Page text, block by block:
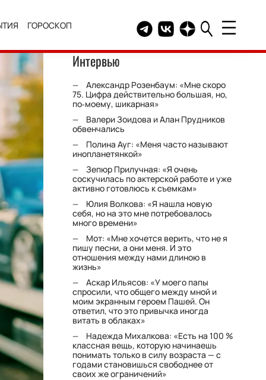
ГОРОСКОП Telegram канал HELLO
Группа HELLO
Канал HELLO в
Интервью
Александр Розенбаум: «Мне скоро
75. Цифра действительно большая, но,
по‑моему, шикарная»
Валери Зоидова и Алан Прудников
обвенчались
Полина Ауг: «Меня часто называют
инопланетянкой»
Зепюр Прилучная: «Я очень
соскучилась по актерской работе и уже
активно готовлюсь к съемкам»
Юлия Волкова: «Я нашла новую
себя, но на это мне потребовалось
много времени»
Мот: «Мне хочется верить, что не я
пишу песни, а они меня. И это
отношения между нами длиною в
жизнь»
Аскар Ильясов: «У моего папы
спросили, что общего между мной и
моим экранным героем Пашей. Он
ответил, что это привычка иногда
витать в облаках»
Надежда Михалкова: «Есть на 100 %
классная вещь, которую начинаешь
понимать только в силу возраста — с
годами становишься свободнее от
своих же ограничений»